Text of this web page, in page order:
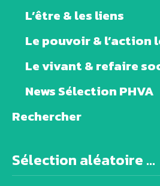
L’être & les liens
Le pouvoir & l’action
Le vivant & refaire
News Sélection PHVA
Rechercher
Sélection aléatoire ...